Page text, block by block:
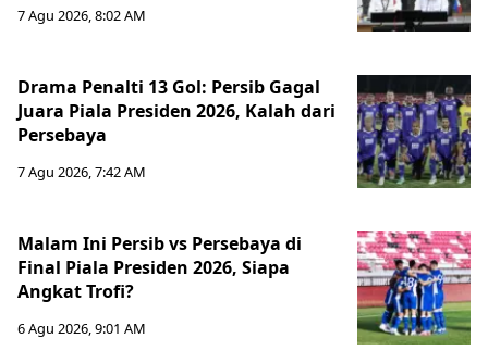
7 Agu 2026, 8:02 AM
Drama Penalti 13 Gol: Persib Gagal
Juara Piala Presiden 2026, Kalah dari
Persebaya
7 Agu 2026, 7:42 AM
Malam Ini Persib vs Persebaya di
Final Piala Presiden 2026, Siapa
Angkat Trofi?
6 Agu 2026, 9:01 AM